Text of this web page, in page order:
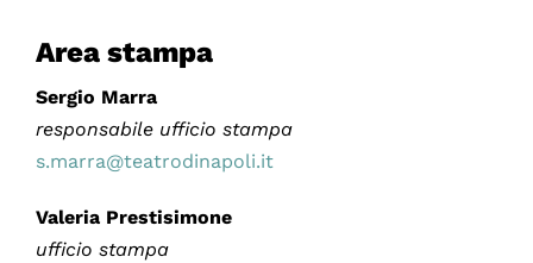
Area stampa
Sergio Marra
responsabile ufficio stampa
s.marra@teatrodinapoli.it
Valeria Prestisimone
ufficio stampa